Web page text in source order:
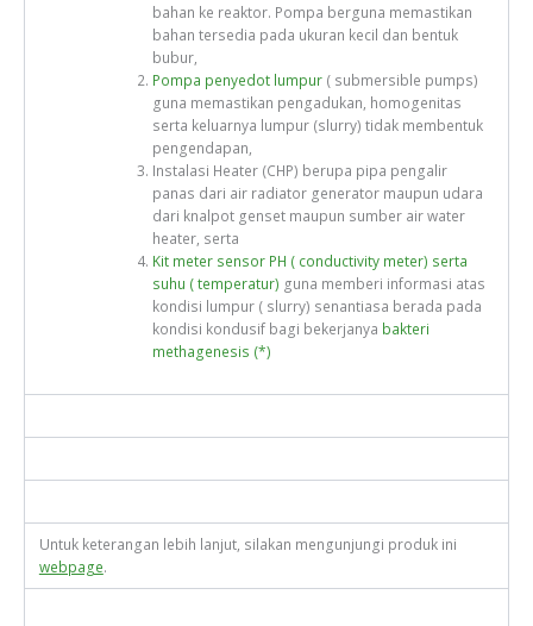
bahan ke reaktor. Pompa berguna memastikan
bahan tersedia pada ukuran kecil dan bentuk
bubur,
Pompa penyedot lumpur ( submersible pumps)
guna memastikan pengadukan, homogenitas
serta keluarnya lumpur (slurry) tidak membentuk
pengendapan,
Instalasi Heater (CHP) berupa pipa pengalir
panas dari air radiator generator maupun udara
dari knalpot genset maupun sumber air water
heater, serta
Kit meter sensor PH ( conductivity meter) serta
suhu ( temperatur) guna memberi informasi atas
kondisi lumpur ( slurry) senantiasa berada pada
kondisi kondusif bagi bekerjanya bakteri
methagenesis (*)
Untuk keterangan lebih lanjut, silakan mengunjungi produk ini
webpage.